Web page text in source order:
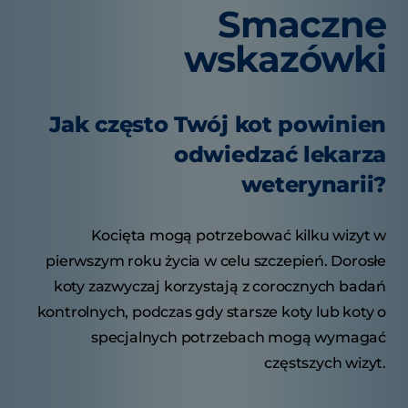
Smaczne
wskazówki
Jak często Twój kot powinien
odwiedzać lekarza
weterynarii?
Kocięta mogą potrzebować kilku wizyt w
pierwszym roku życia w celu szczepień. Dorosłe
koty zazwyczaj korzystają z corocznych badań
kontrolnych, podczas gdy starsze koty lub koty o
specjalnych potrzebach mogą wymagać
częstszych wizyt.